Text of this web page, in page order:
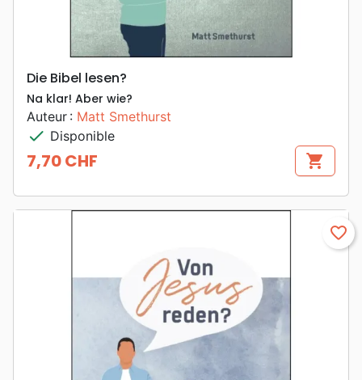
Die Bibel lesen?
Na klar! Aber wie?
Auteur : Matt Smethurst
check Disponible
Prix
7,70 CHF shopping_cart
favorite_border